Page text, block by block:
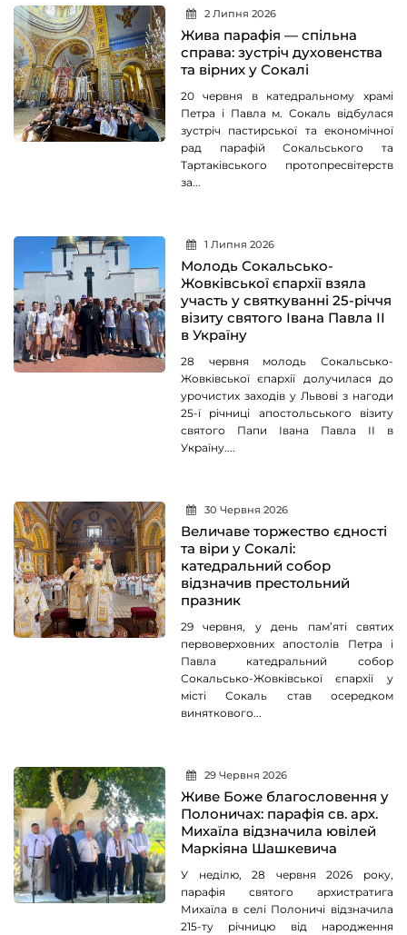
2 Липня 2026
Жива парафія — спільна
справа: зустріч духовенства
та вірних у Сокалі
20 червня в катедральному храмі
Петра і Павла м. Сокаль відбулася
зустріч пастирської та економічної
рад парафій Сокальського та
Тартаківського протопресвітерств
за...
1 Липня 2026
Молодь Сокальсько-
Жовківської єпархії взяла
участь у святкуванні 25-річчя
візиту святого Івана Павла ІІ
в Україну
28 червня молодь Сокальсько-
Жовківської єпархії долучилася до
урочистих заходів у Львові з нагоди
25-ї річниці апостольського візиту
святого Папи Івана Павла ІІ в
Україну....
30 Червня 2026
Величаве торжество єдності
та віри у Сокалі:
катедральний собор
відзначив престольний
празник
29 червня, у день пам’яті святих
первоверховних апостолів Петра і
Павла катедральний собор
Сокальсько-Жовківської єпархії у
місті Сокаль став осередком
виняткового...
29 Червня 2026
Живе Боже благословення у
Полоничах: парафія св. арх.
Михаїла відзначила ювілей
Маркіяна Шашкевича
У неділю, 28 червня 2026 року,
парафія святого архистратига
Михаїла в селі Полоничі відзначила
215-ту річницю від народження